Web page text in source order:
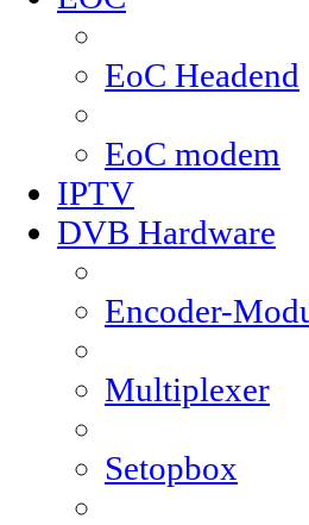
EoC Headend
EoC modem
IPTV
DVB Hardware
Encoder-
Multiplexer
Setopbox